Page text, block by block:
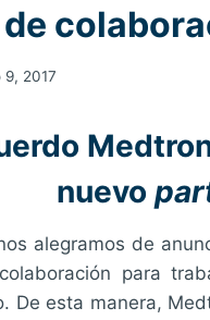
2017
nuevo
alegramos de
para
De esta manera,